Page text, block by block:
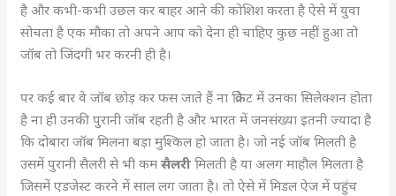
है और कभी-कभी उछल कर बाहर आने की कोशिश करता है ऐसे में युवा
सोचता है एक मौका तो अपने आप को देना ही चाहिए कुछ नहीं हुआ तो
जॉब तो जिंदगी भर करनी ही है।
पर कई बार वे जॉब छोड़ कर फस जाते हैं ना क्रिकेट में उनका सिलेक्शन होता
है ना ही उनकी पुरानी जॉब रहती है और भारत में जनसंख्या इतनी ज्यादा है
कि दोबारा जॉब मिलना बड़ा मुश्किल हो जाता है। जो नई जॉब मिलती है
उसमें पुरानी सैलरी से भी कमसैलरीमिलती है या अलग माहौल मिलता है
जिसमें एडजेस्ट करने में साल लग जाता है। तो ऐसे में मिडल ऐज में पहुंच